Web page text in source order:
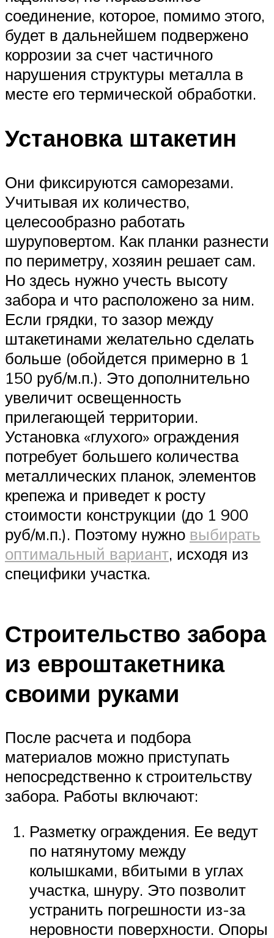
соединение, которое, помимо этого,
будет в дальнейшем подвержено
коррозии за счет частичного
нарушения структуры металла в
месте его термической обработки.
Установка штакетин
Они фиксируются саморезами.
Учитывая их количество,
целесообразно работать
шуруповертом. Как планки разнести
по периметру, хозяин решает сам.
Но здесь нужно учесть высоту
забора и что расположено за ним.
Если грядки, то зазор между
штакетинами желательно сделать
больше (обойдется примерно в 1
150 руб/м.п.). Это дополнительно
увеличит освещенность
прилегающей территории.
Установка «глухого» ограждения
потребует большего количества
металлических планок, элементов
крепежа и приведет к росту
стоимости конструкции (до 1 900
руб/м.п.). Поэтому нужно выбирать
оптимальный вариант, исходя из
специфики участка.
Строительство забора
из евроштакетника
своими руками
После расчета и подбора
материалов можно приступать
непосредственно к строительству
забора. Работы включают:
Разметку ограждения. Ее ведут
по натянутому между
колышками, вбитыми в углах
участка, шнуру. Это позволит
устранить погрешности из-за
неровности поверхности. Опоры